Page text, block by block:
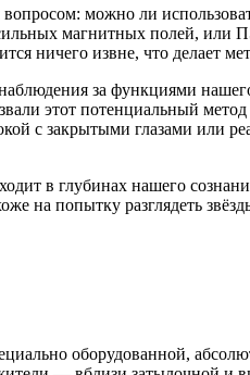
можно ли
магнитных полей, или
ничего извне, что делает
за функциями
этот потенциальный метод
с закрытыми глазами или
в глубинах нашего
на попытку разглядеть
оборудованной,